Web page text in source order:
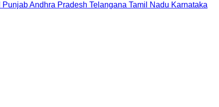
PunjabAndhra Pradesh Telangana Tamil Nadu Karnataka